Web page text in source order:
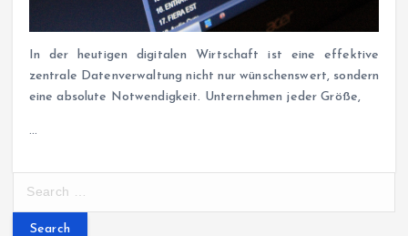
In der heutigen digitalen Wirtschaft ist eine effektive
zentrale Datenverwaltung nicht nur wünschenswert, sondern
eine absolute Notwendigkeit. Unternehmen jeder Größe,
…